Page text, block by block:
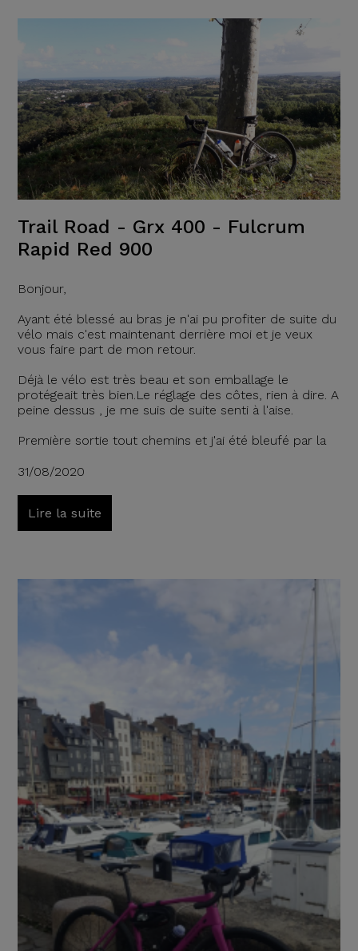
Trail Road - Grx 400 - Fulcrum
Rapid Red 900
Bonjour,
Ayant été blessé au bras je n'ai pu profiter de suite du
vélo mais c'est maintenant derrière moi et je veux
vous faire part de mon retour.
Déjà le vélo est très beau et son emballage le
protégeait très bien.Le réglage des côtes, rien à dire. A
peine dessus , je me suis de suite senti à l'aise.
Première sortie tout chemins et j'ai été bleufé par la
31/08/2020
Lire la suite